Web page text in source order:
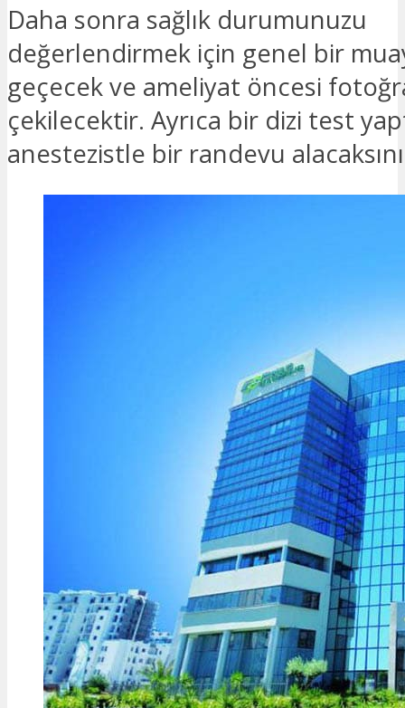
Daha sonra sağlık durumunuzu
değerlendirmek için genel bir
geçecek ve ameliyat öncesi
çekilecektir. Ayrıca bir dizi test
anestezistle bir randevu